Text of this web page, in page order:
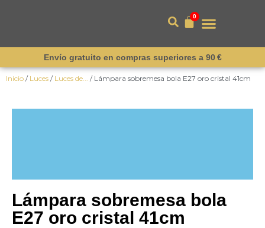
0
Envío gratuito en compras superiores a 90 €
Inicio / Luces / Luces de... / Lámpara sobremesa bola E27 oro cristal 41cm
Lámpara sobremesa bola
E27 oro cristal 41cm